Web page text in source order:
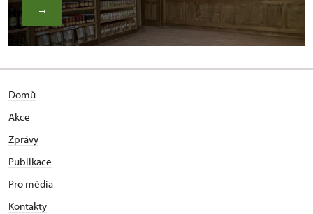
→
Domů
Akce
Zprávy
Publikace
Pro média
Kontakty